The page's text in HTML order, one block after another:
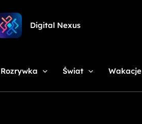
Digital Nexus
Rozrywka Świat Wakacje